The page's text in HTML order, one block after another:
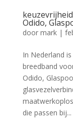
Odido,
door mark|
In Nederland
breedband
Odido,
die passen bij...